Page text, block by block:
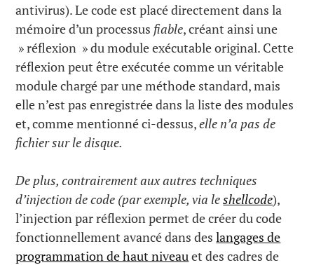
antivirus). Le code est placé directement dans la
mémoire d’un processus fiable, créant ainsi une
» réflexion » du module exécutable original. Cette
réflexion peut être exécutée comme un véritable
module chargé par une méthode standard, mais
elle n’est pas enregistrée dans la liste des modules
et, comme mentionné ci-dessus,elle n’a pas de
fichier sur le disque.
De plus, contrairement aux autres techniques
d’injection de code (par exemple, via leshellcode),
l’injection par réflexion permet de créer du code
fonctionnellement avancé dans deslangages de
programmation de haut niveau et des cadres de